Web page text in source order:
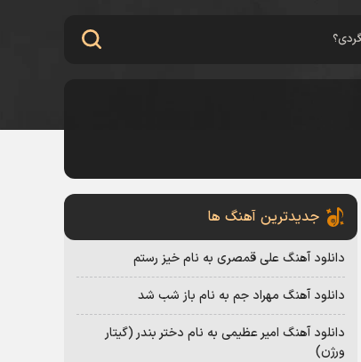
جدیدترین آهنگ ها
دانلود آهنگ علی قمصری به نام خیز رستم
دانلود آهنگ مهراد جم به نام باز شب شد
دانلود آهنگ امیر عظیمی به نام دختر بندر (گیتار
ورژن)